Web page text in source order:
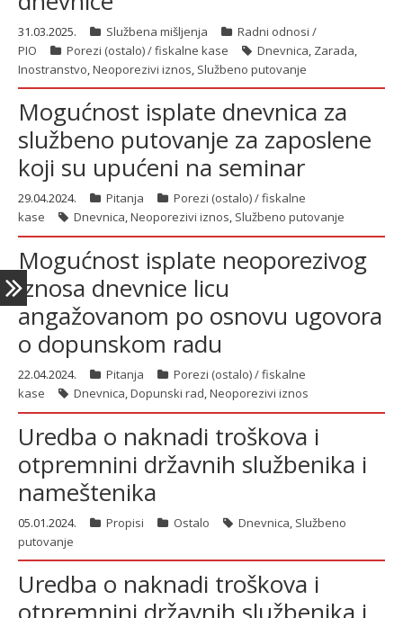
31.03.2025. Službena mišljenja
Radni odnosi /
PIO
Porezi (ostalo) / fiskalne kase Dnevnica, Zarada,
Inostranstvo,Neoporezivi iznos, Službeno putovanje
Mogućnost isplate dnevnica za
službeno putovanje za zaposlene
koji su upućeni na seminar
29.04.2024. Pitanja
Porezi (ostalo) / fiskalne
kase
Dnevnica,Neoporezivi iznos, Službeno putovanje
Mogućnost isplate neoporezivog
iznosa dnevnice licu
angažovanom po osnovu ugovora
o dopunskom radu
22.04.2024. Pitanja
Porezi (ostalo) / fiskalne
kase
Dnevnica,Dopunski rad,Neoporezivi iznos
Uredba o naknadi troškova i
otpremnini državnih službenika i
nameštenika
05.01.2024. Propisi Ostalo Dnevnica, Službeno
putovanje
Uredba o naknadi troškova i